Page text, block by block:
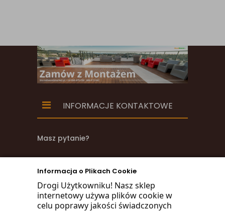
Informacja o Plikach Cookie
Drogi Użytkowniku! Nasz sklep
internetowy używa plików cookie w
celu poprawy jakości świadczonych
INFORMACJE KONTAKTOWE
Masz pytanie?
zadzwoń
668 470 038
660 072 042